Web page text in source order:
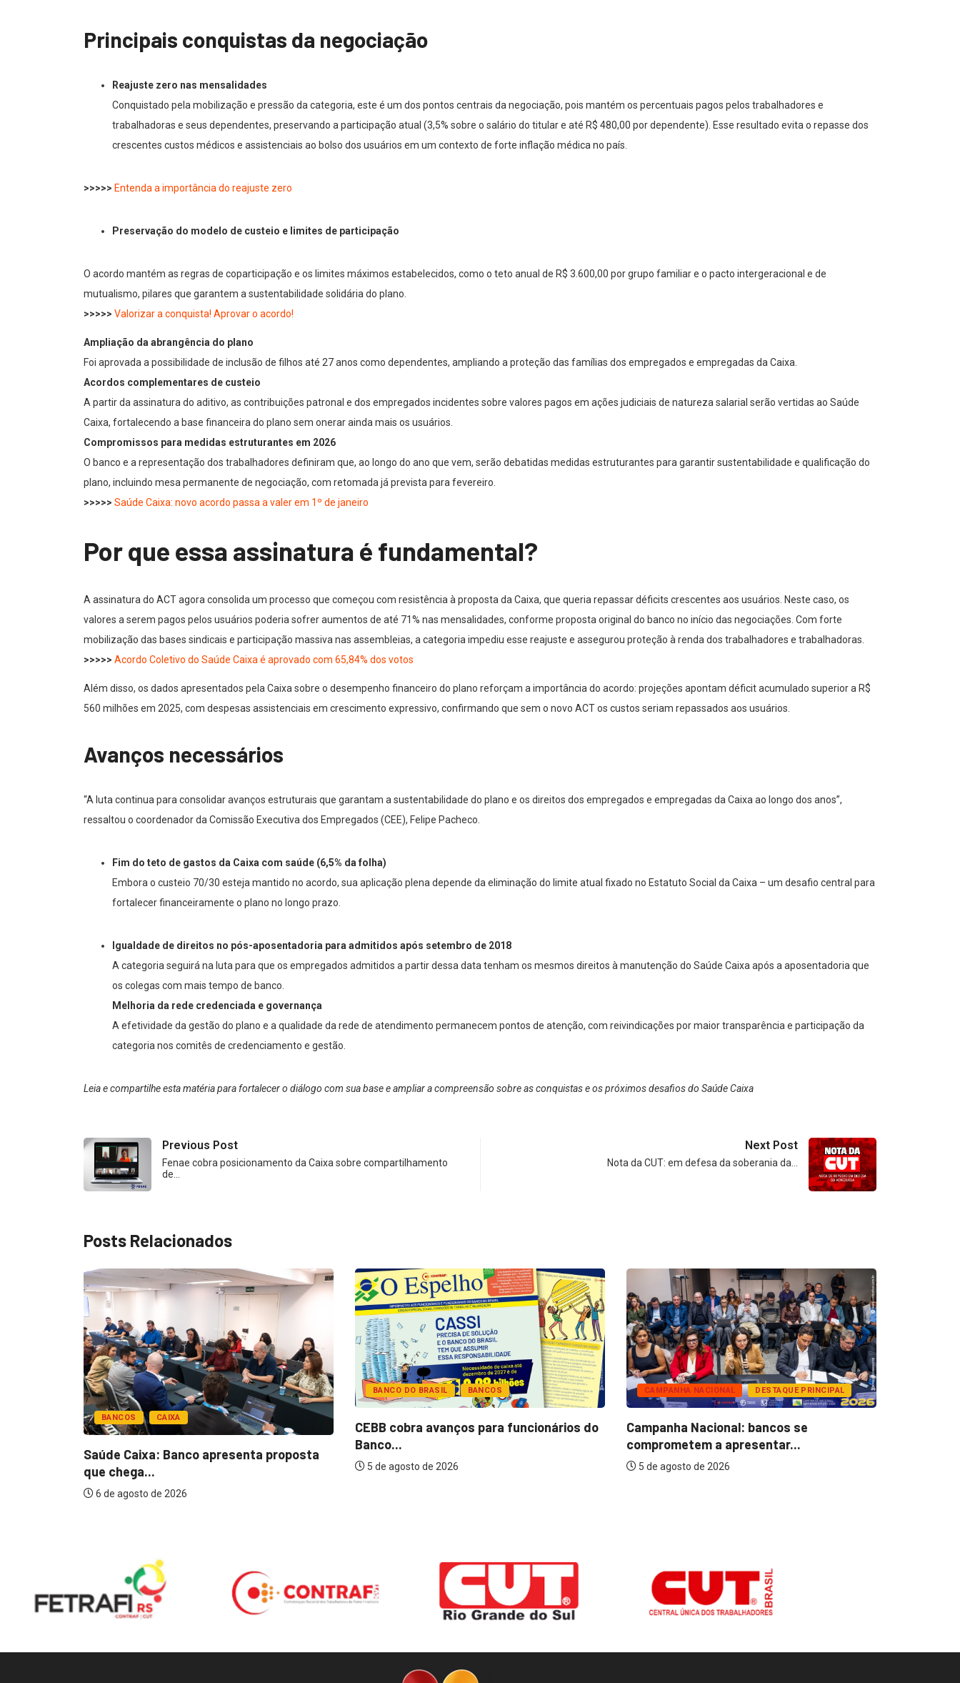
Principais conquistas da negociação
Reajuste zero nas mensalidades
Conquistado pela mobilização e pressão da categoria, este é um dos pontos centrais da negociação, pois mantém os percentuais pagos pelos trabalhadores e
trabalhadoras e seus dependentes, preservando a participação atual (3,5% sobre o salário do titular e até R$ 480,00 por dependente). Esse resultado evita o repasse dos
crescentes custos médicos e assistenciais ao bolso dos usuários em um contexto de forte inflação médica no país.
>>>>> Entenda a importância do reajuste zero
Preservação do modelo de custeio e limites de participação
O acordo mantém as regras de coparticipação e os limites máximos estabelecidos, como o teto anual de R$ 3.600,00 por grupo familiar e o pacto intergeracional e de
mutualismo, pilares que garantem a sustentabilidade solidária do plano.
>>>>> Valorizar a conquista! Aprovar o acordo!
Ampliação da abrangência do plano
Foi aprovada a possibilidade de inclusão de filhos até 27 anos como dependentes, ampliando a proteção das famílias dos empregados e empregadas da Caixa.
Acordos complementares de custeio
A partir da assinatura do aditivo, as contribuições patronal e dos empregados incidentes sobre valores pagos em ações judiciais de natureza salarial serão vertidas ao Saúde
Caixa, fortalecendo a base financeira do plano sem onerar ainda mais os usuários.
Compromissos para medidas estruturantes em 2026
O banco e a representação dos trabalhadores definiram que, ao longo do ano que vem, serão debatidas medidas estruturantes para garantir sustentabilidade e qualificação do
plano, incluindo mesa permanente de negociação, com retomada já prevista para fevereiro.
>>>>> Saúde Caixa: novo acordo passa a valer em 1º de janeiro
Por que essa assinatura é fundamental?
A assinatura do ACT agora consolida um processo que começou com resistência à proposta da Caixa, que queria repassar déficits crescentes aos usuários. Neste caso, os
valores a serem pagos pelos usuários poderia sofrer aumentos de até 71% nas mensalidades, conforme proposta original do banco no início das negociações. Com forte
mobilização das bases sindicais e participação massiva nas assembleias, a categoria impediu esse reajuste e assegurou proteção à renda dos trabalhadores e trabalhadoras.
>>>>> Acordo Coletivo do Saúde Caixa é aprovado com 65,84% dos votos
Além disso, os dados apresentados pela Caixa sobre o desempenho financeiro do plano reforçam a importância do acordo: projeções apontam déficit acumulado superior a R$
560 milhões em 2025, com despesas assistenciais em crescimento expressivo, confirmando que sem o novo ACT os custos seriam repassados aos usuários.
Avanços necessários
“A luta continua para consolidar avanços estruturais que garantam a sustentabilidade do plano e os direitos dos empregados e empregadas da Caixa ao longo dos anos”,
ressaltou o coordenador da Comissão Executiva dos Empregados (CEE), Felipe Pacheco.
Fim do teto de gastos da Caixa com saúde (6,5% da folha)
Embora o custeio 70/30 esteja mantido no acordo, sua aplicação plena depende da eliminação do limite atual fixado no Estatuto Social da Caixa – um desafio central para
fortalecer financeiramente o plano no longo prazo.
Igualdade de direitos no pós-aposentadoria para admitidos após setembro de 2018
A categoria seguirá na luta para que os empregados admitidos a partir dessa data tenham os mesmos direitos à manutenção do Saúde Caixa após a aposentadoria que
os colegas com mais tempo de banco.
Melhoria da rede credenciada e governança
A efetividade da gestão do plano e a qualidade da rede de atendimento permanecem pontos de atenção, com reivindicações por maior transparência e participação da
categoria nos comitês de credenciamento e gestão.
Leia e compartilhe esta matéria para fortalecer o diálogo com sua base e ampliar a compreensão sobre as conquistas e os próximos desafios do Saúde Caixa
Previous Post
Fenae cobra posicionamento da Caixa sobre compartilhamento
de…
Next Post
Nota da CUT: em defesa da soberania da…
Posts Relacionados
BANCOS CAIXA
Saúde Caixa: Banco apresenta proposta
que chega...
6 de agosto de 2026
BANCO DO BRASIL BANCOS
CEBB cobra avanços para funcionários do
Banco...
5 de agosto de 2026
CAMPANHA NACIONAL DESTAQUE PRINCIPAL
Campanha Nacional: bancos se
comprometem a apresentar...
5 de agosto de 2026